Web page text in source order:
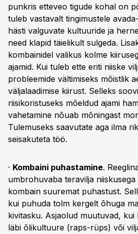
punkris etteveo tigude kohal on
tuleb vastavalt tingimustele
hästi valguvate kultuuride ja
need klapid täielikult sulgeda.
kombainidel valikus kolme
ajamid. Kui tuleb ette eriti niiske
probleemide vältimiseks mõistlik
väljalaadimise kiirust. Selleks
riisikoristuseks mõeldud ajami
vahetamine nõuab mõningast
Tulemuseks saavutate aga ilma
seisakuteta töö.
· Kombaini puhastamine.
umbrohuvaba teravilja niiskusega
kombain suuremat puhastust.
kui puhuda tolm kergelt õhuga
kivitasku. Asjaolud muutuvad, kui
läbi õlikultuure (raps-rüps) või